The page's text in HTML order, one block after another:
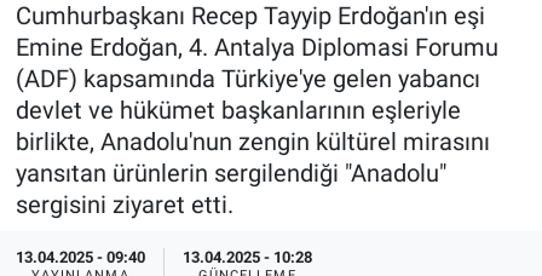
Cumhurbaşkanı Recep Tayyip Erdoğan'ın eşi
Emine Erdoğan, 4. Antalya Diplomasi Forumu
(ADF) kapsamında Türkiye'ye gelen yabancı
devlet ve hükümet başkanlarının eşleriyle
birlikte, Anadolu'nun zengin kültürel mirasını
yansıtan ürünlerin sergilendiği "Anadolu"
sergisini ziyaret etti.
13.04.2025 - 09:40 13.04.2025 - 10:28
Spor
Kültür Sanat
Sağlık
Tüm Manşetler
Son Dakika Haberleri
Haber Arşivi